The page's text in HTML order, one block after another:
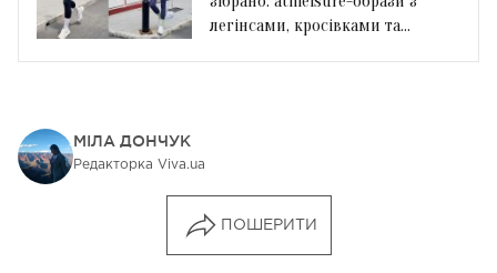
легінсами, кросівками та
МІЛА ДОНЧУК
Редакторка Viva.ua
ПОШЕРИТИ